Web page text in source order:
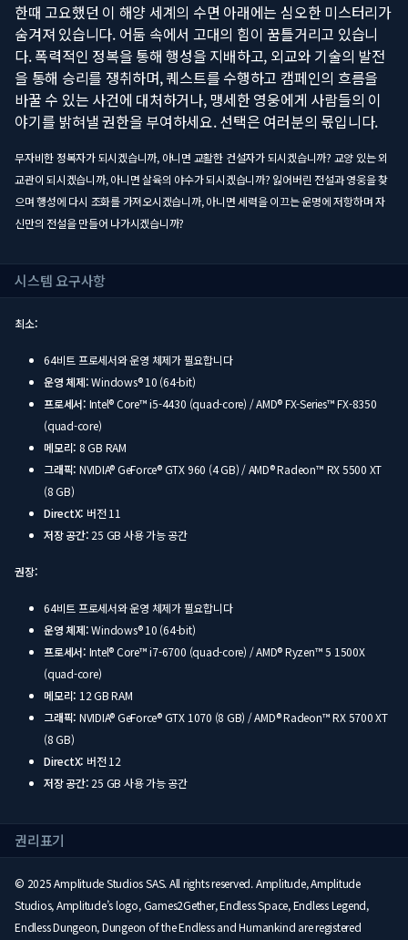
한때 고요했던 이 해양 세계의 수면 아래에는 심오한 미스터리가
숨겨져 있습니다. 어둠 속에서 고대의 힘이 꿈틀거리고 있습니
다. 폭력적인 정복을 통해 행성을 지배하고, 외교와 기술의 발전
을 통해 승리를 쟁취하며, 퀘스트를 수행하고 캠페인의 흐름을
바꿀 수 있는 사건에 대처하거나, 맹세한 영웅에게 사람들의 이
야기를 밝혀낼 권한을 부여하세요. 선택은 여러분의 몫입니다.
무자비한 정복자가 되시겠습니까, 아니면 교활한 건설자가 되시겠습니까? 교양 있는 외
교관이 되시겠습니까, 아니면 살육의 야수가 되시겠습니까? 잃어버린 전설과 영웅을 찾
으며 행성에 다시 조화를 가져오시겠습니까, 아니면 세력을 이끄는 운명에 저항하며 자
신만의 전설을 만들어 나가시겠습니까?
시스템 요구사항
최소:
64비트 프로세서와 운영 체제가 필요합니다
운영 체제:Windows® 10 (64-bit)
프로세서: Intel® Core™ i5-4430 (quad-core) / AMD® FX-Series™ FX-8350
(quad-core)
메모리: 8 GB RAM
그래픽: NVIDIA® GeForce® GTX 960 (4 GB) / AMD® Radeon™ RX 5500 XT
(8 GB)
DirectX: 버전 11
저장 공간: 25 GB 사용 가능 공간
권장:
64비트 프로세서와 운영 체제가 필요합니다
운영 체제:Windows® 10 (64-bit)
프로세서: Intel® Core™ i7-6700 (quad-core) / AMD® Ryzen™ 5 1500X
(quad-core)
메모리: 12 GB RAM
그래픽: NVIDIA® GeForce® GTX 1070 (8 GB) / AMD® Radeon™ RX 5700 XT
(8 GB)
DirectX: 버전 12
저장 공간: 25 GB 사용 가능 공간
권리표기
© 2025 Amplitude Studios SAS. All rights reserved. Amplitude, Amplitude
Studios, Amplitude’s logo, Games2Gether, Endless Space, Endless Legend,
Endless Dungeon, Dungeon of the Endless and Humankind are registered